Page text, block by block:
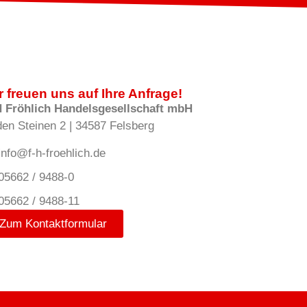
freuen uns auf Ihre Anfrage!
Fröhlich Handelsgesellschaft mbH
Steinen 2 | 34587 Felsberg
h-froehlich.de
/ 9488-0
/ 9488-11
Zum Kontaktformular